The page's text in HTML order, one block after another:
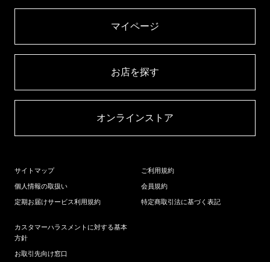
マイページ​
お店を探す​
オンラインストア​
サイトマップ
個人情報の取扱い
定期お届けサービス利用規約
ご利用規約
会員規約
特定商取引法に基づく表記
カスタマーハラスメントに対する基本
方針
お取引先向け窓口